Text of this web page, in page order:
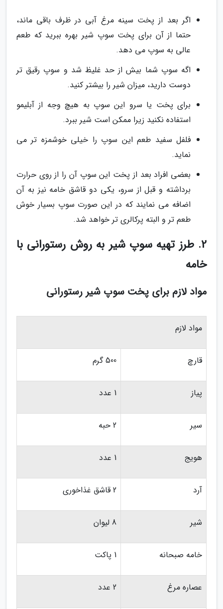
اگر بعد از پخت سینه مرغ آبی در ظرف باقی ماند،
حتما از آن برای پخت سوپ شیر بهره ببرید که طعم
عالی به سوپ می دهد.
اگه سوپ شما بیش از حد غلیظ شد و سوپ رقیق تر
دوست دارید، میزان شیر را بیشتر کنید.
برای پخت یا سرو این سوپ به هیچ وجه از آبلیمو
استفاده نکنید زیرا ممکن است شیر ببرد.
فلفل سفید طعم این سوپ را خیلی خوشمزه تر می
نماید.
بعضی افراد بعد از پخت این سوپ آن را از روی حرارت
برداشته و قبل از سرو، یکی دو قاشق خامه نیز به آن
اضافه می نمایند که در این صورت سوپ بسیار خوش
طعم تر و البته پرکالری تر خواهد شد.
2. طرز تهیه سوپ شیر به روش رستورانی با
خامه
مواد لازم برای پخت سوپ شیر رستورانی
مواد لازم
قارچ 500 گرم
پیاز 1 عدد
سیر 2 حبه
هویج 1 عدد
آرد 2 قاشق غذاخوری
شیر 8 لیوان
خامه صبحانه 1 پاکت
عصاره مرغ 2 عدد